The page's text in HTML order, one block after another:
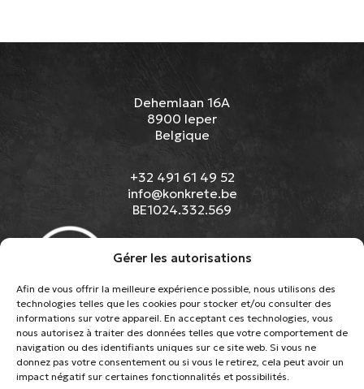
Gérer les autorisations
Afin de vous offrir la meilleure expérience possible, nous utilisons des
technologies telles que les cookies pour stocker et/ou consulter des
informations sur votre appareil. En acceptant ces technologies, vous
nous autorisez à traiter des données telles que votre comportement de
navigation ou des identifiants uniques sur ce site web. Si vous ne
donnez pas votre consentement ou si vous le retirez, cela peut avoir un
impact négatif sur certaines fonctionnalités et possibilités.
Dehemlaan 16A
8900 Ieper
Belgique
+32 491 61 49 52
info@konkrete.be
BE1024.332.569
TYPES DE SOLS EN BÉTON
RÉALISATIONS
À PROPOS DE NOUS
CONTACT